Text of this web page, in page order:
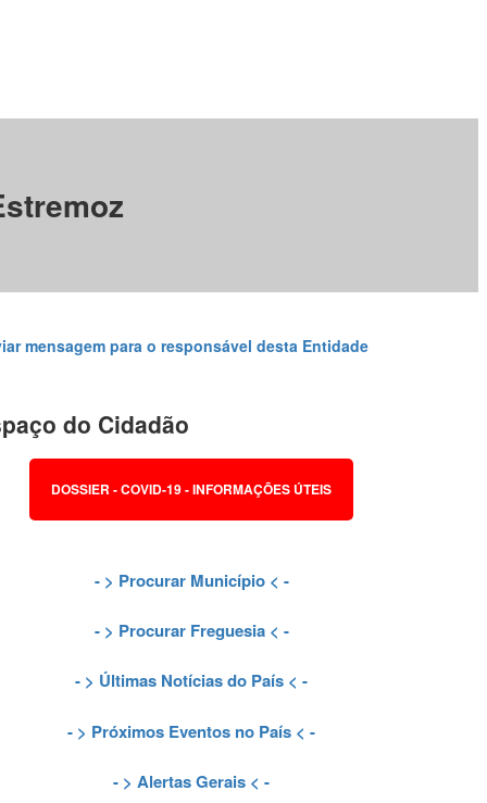
mensagem para o responsável desta Entidade
do Cidadão
DOSSIER - COVID-19 - INFORMAÇÕES ÚTEIS
- > Procurar Município< -
- > Procurar Freguesia< -
- > Últimas Notícias do País < -
- > Próximos Eventos no País < -
- > Alertas Gerais < -